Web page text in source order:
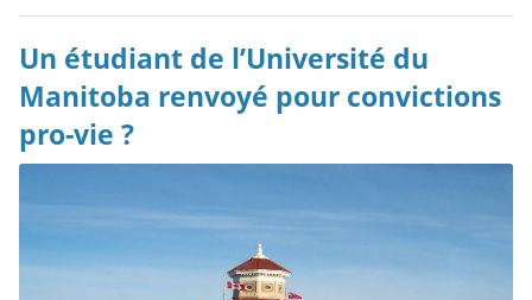
Un étudiant de l’Université du
Manitoba renvoyé pour convictions
pro-vie ?